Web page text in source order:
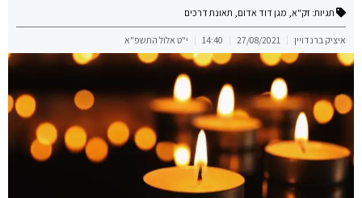
תגיות: זק"א, מגן דוד אדום, תאונת דרכים
איציק ברנדויין 27/08/2021
14:40 י"ט אלול התשפ"א